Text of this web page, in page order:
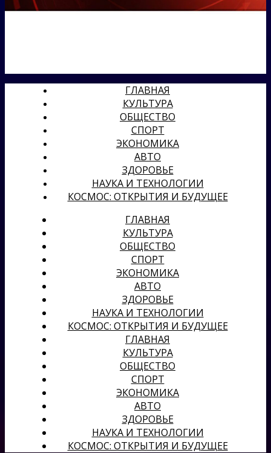
ГЛАВНАЯ
КУЛЬТУРА
ОБЩЕСТВО
СПОРТ
ЭКОНОМИКА
АВТО
ЗДОРОВЬЕ
НАУКА И ТЕХНОЛОГИИ
КОСМОС: ОТКРЫТИЯ И БУДУЩЕЕ
ГЛАВНАЯ
КУЛЬТУРА
ОБЩЕСТВО
СПОРТ
ЭКОНОМИКА
АВТО
ЗДОРОВЬЕ
НАУКА И ТЕХНОЛОГИИ
КОСМОС: ОТКРЫТИЯ И БУДУЩЕЕ
ГЛАВНАЯ
КУЛЬТУРА
ОБЩЕСТВО
СПОРТ
ЭКОНОМИКА
АВТО
ЗДОРОВЬЕ
НАУКА И ТЕХНОЛОГИИ
КОСМОС: ОТКРЫТИЯ И БУДУЩЕЕ